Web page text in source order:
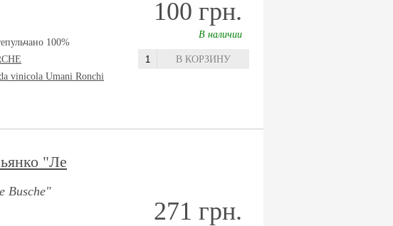
100%
vinicola Umani Ronchi
100 грн.
В наличии
В КОРЗИНУ
"Ле
Busche"
271 грн.